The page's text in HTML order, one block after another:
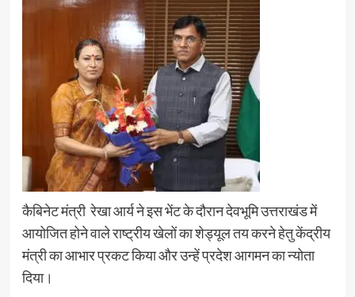
कैबिनेट मंत्री रेखा आर्य ने इस भेंट के दौरान देवभूमि उत्तराखंड में
आयोजित होने वाले राष्ट्रीय खेलों का शेड्यूल तय करने हेतु केंद्रीय
मंत्री का आभार प्रकट किया और उन्हें प्रदेश आगमन का न्योता
दिया।